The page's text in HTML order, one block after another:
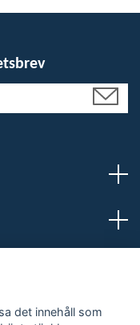
det innehåll som